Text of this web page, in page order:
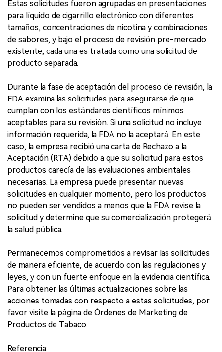
Estas solicitudes fueron agrupadas en presentaciones
para líquido de cigarrillo electrónico con diferentes
tamaños, concentraciones de nicotina y combinaciones
de sabores, y bajo el proceso de revisión pre-mercado
existente, cada una es tratada como una solicitud de
producto separada.
Durante la fase de aceptación del proceso de revisión, la
FDA examina las solicitudes para asegurarse de que
cumplan con los estándares científicos mínimos
aceptables para su revisión. Si una solicitud no incluye
información requerida, la FDA no la aceptará. En este
caso, la empresa recibió una carta de Rechazo a la
Aceptación (RTA) debido a que su solicitud para estos
productos carecía de las evaluaciones ambientales
necesarias. La empresa puede presentar nuevas
solicitudes en cualquier momento, pero los productos
no pueden ser vendidos a menos que la FDA revise la
solicitud y determine que su comercialización protegerá
la salud pública.
Permanecemos comprometidos a revisar las solicitudes
de manera eficiente, de acuerdo con las regulaciones y
leyes, y con un fuerte enfoque en la evidencia científica.
Para obtener las últimas actualizaciones sobre las
acciones tomadas con respecto a estas solicitudes, por
favor visite la página de Órdenes de Marketing de
Productos de Tabaco.
Referencia: